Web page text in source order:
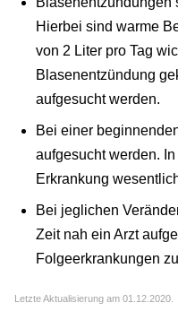
Hierbei sind warme
von 2 Liter pro Tag
Blasenentzündung
aufgesucht werden.
Bei einer
aufgesucht werden.
Erkrankung
Bei jeglichen
Zeit nah ein Arzt
Folgeerkrankungen
Letzte Aktualisierung am 01.12.2020.